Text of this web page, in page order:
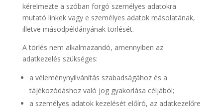
kérelmezte a szóban forgó személyes adatokra
mutató linkek vagy e személyes adatok másolatának,
illetve másodpéldányának törlését.
A törlés nem alkalmazandó, amennyiben az
adatkezelés szükséges:
a véleménynyilvánítás szabadságához és a
tájékozódáshoz való jog gyakorlása céljából;
a személyes adatok kezelését előíró, az adatkezelőre